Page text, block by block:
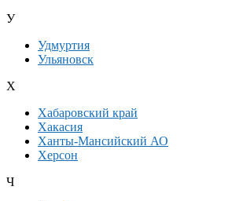
У
Удмуртия
Ульяновск
Х
Хабаровский край
Хакасия
Ханты-Мансийский АО
Херсон
Ч